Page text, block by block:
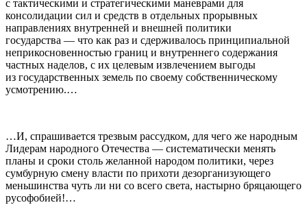
с тактическими и стратегическими маневрами для
консолидации сил и средств в отдельных прорывных
направлениях внутренней и внешней политики
государства — что как раз и сдерживалось принципиальной
неприкосновенностью границ и внутреннего содержания
частных наделов, с их целевым извлечением выгоды
из государственных земель по своему собственническому
усмотрению.…
…И, спрашивается трезвым рассудком, для чего же народным
Лидерам народного Отечества — систематически менять
планы и сроки столь желанной народом политики, через
сумбурную смену власти по прихоти дезорганизующего
меньшинства чуть ли ни со всего света, настырно бряцающего
русофобией!…